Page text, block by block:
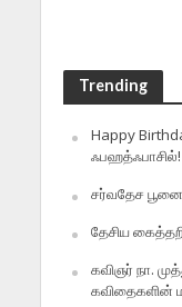
Trending
Happy
ஃபஹத்ஃபாசில்!
சர்வதேச
தேசிய
கவிஞர் நா.
கவிதைகளின்